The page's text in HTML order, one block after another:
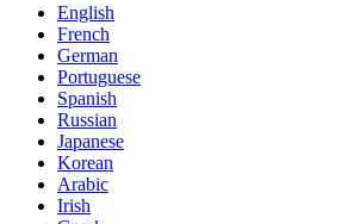
English
French
German
Portuguese
Spanish
Russian
Japanese
Korean
Arabic
Irish